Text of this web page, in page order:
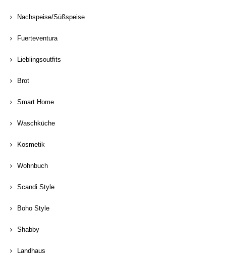
Nachspeise/Süßspeise
Fuerteventura
Lieblingsoutfits
Brot
Smart Home
Waschküche
Kosmetik
Wohnbuch
Scandi Style
Boho Style
Shabby
Landhaus